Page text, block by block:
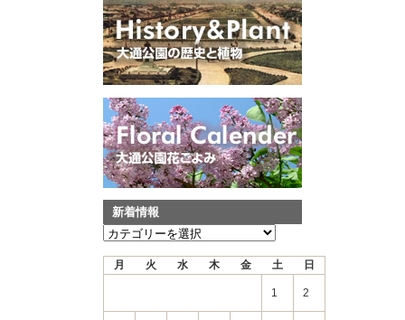
新着情報
新
月 火 水 木 金 土 日
1 2